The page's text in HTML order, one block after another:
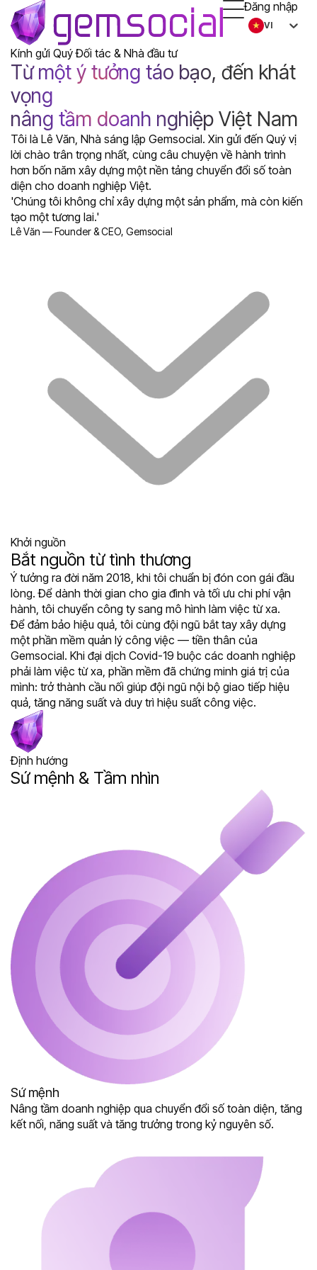
Đăng nhập
VI
Kính gửi Quý Đối tác & Nhà đầu tư
Từ một ý tưởng táo bạo, đến khát
vọng
nâng tầm doanh nghiệp Việt Nam
Tôi là Lê Văn, Nhà sáng lập Gemsocial. Xin gửi đến Quý vị
lời chào trân trọng nhất, cùng câu chuyện về hành trình
hơn bốn năm xây dựng một nền tảng chuyển đổi số toàn
diện cho doanh nghiệp Việt.
'Chúng tôi không chỉ xây dựng một sản phẩm, mà còn kiến
tạo một tương lai.'
Lê Văn — Founder & CEO, Gemsocial
Khởi nguồn
Bắt nguồn từ tình thương
Ý tưởng ra đời năm 2018, khi tôi chuẩn bị đón con gái đầu
lòng. Để dành thời gian cho gia đình và tối ưu chi phí vận
hành, tôi chuyển công ty sang mô hình làm việc từ xa.
Để đảm bảo hiệu quả, tôi cùng đội ngũ bắt tay xây dựng
một phần mềm quản lý công việc — tiền thân của
Gemsocial. Khi đại dịch Covid-19 buộc các doanh nghiệp
phải làm việc từ xa, phần mềm đã chứng minh giá trị của
mình: trở thành cầu nối giúp đội ngũ nội bộ giao tiếp hiệu
quả, tăng năng suất và duy trì hiệu suất công việc.
Định hướng
Sứ mệnh & Tầm nhìn
Sứ mệnh
Nâng tầm doanh nghiệp qua chuyển đổi số toàn diện, tăng
kết nối, năng suất và tăng trưởng trong kỷ nguyên số.